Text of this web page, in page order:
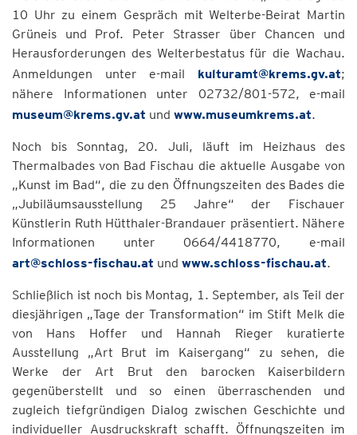
10 Uhr zu einem Gespräch mit Welterbe-Beirat Martin
Grüneis und Prof. Peter Strasser über Chancen und
Herausforderungen des Welterbestatus für die Wachau.
Anmeldungen unter e-mail kulturamt@krems.gv.at;
nähere Informationen unter 02732/801-572, e-mail
museum@krems.gv.at und www.museumkrems.at.
Noch bis Sonntag, 20. Juli, läuft im Heizhaus des
Thermalbades von Bad Fischau die aktuelle Ausgabe von
„Kunst im Bad“, die zu den Öffnungszeiten des Bades die
„Jubiläumsausstellung 25 Jahre“ der Fischauer
Künstlerin Ruth Hütthaler-Brandauer präsentiert. Nähere
Informationen unter 0664/4418770, e-mail
art@schloss-fischau.at und www.schloss-fischau.at.
Schließlich ist noch bis Montag, 1. September, als Teil der
diesjährigen „Tage der Transformation“ im Stift Melk die
von Hans Hoffer und Hannah Rieger kuratierte
Ausstellung „Art Brut im Kaisergang“ zu sehen, die
Werke der Art Brut den barocken Kaiserbildern
gegenüberstellt und so einen überraschenden und
zugleich tiefgründigen Dialog zwischen Geschichte und
individueller Ausdruckskraft schafft. Öffnungszeiten im